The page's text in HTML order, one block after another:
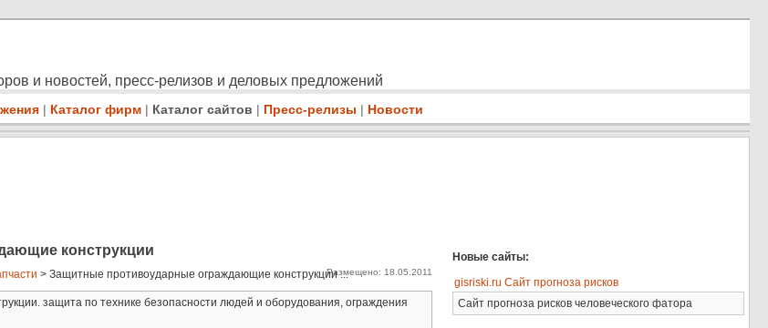
и новостей, пресс-релизов и деловых предложений
| Каталог фирм | Каталог сайтов | Пресс-релизы | Новости
конструкции
> Защитные противоударные ограждающие конструкции ...Размещено: 18.05.2011
защита по технике безопасности людей и оборудования, ограждения
Новые сайты:
gisriski.ru Сайт прогноза рисков
Сайт прогноза рисков человеческого фатора